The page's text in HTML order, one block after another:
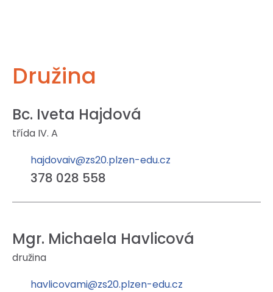
Družina
Bc. Iveta Hajdová
třída IV. A
hajdovaiv@zs20.plzen-edu.cz
378 028 558
Mgr. Michaela Havlicová
družina
havlicovami@zs20.plzen-edu.cz